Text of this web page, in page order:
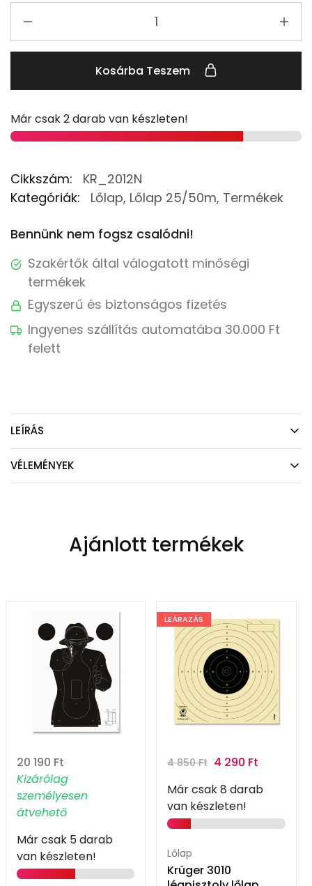
Kosárba Teszem
Már csak 2 darab van készleten!
Cikkszám:
KR_2012N
Kategóriák:
Lőlap, Lőlap 25/50m, Termékek
Bennünk nem fogsz csalódni!
Szakértők által válogatott minőségi
termékek
Egyszerű és biztonságos fizetés
Ingyenes szállítás automatába 30.000 Ft
felett
LEÍRÁS
VÉLEMÉNYEK
Ajánlott termékek
20 190 Ft
Kizárólag
személyesen
átvehető
Már csak 5 darab
van készleten!
LEÁRAZÁS
4 850Ft 4 290 Ft
Már csak 8 darab
van készleten!
Lőlap
Krüger 3010